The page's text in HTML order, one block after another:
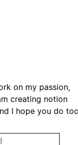
on my passion,
creating notion
I hope you do